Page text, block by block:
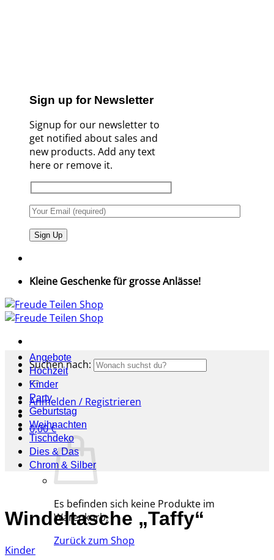
Sign up for Newsletter
Signup for our newsletter to
get notified about sales and
new products. Add any text
here or remove it.
Kleine Geschenke für grosse Anlässe!
Suchen nach:
Anmelden / Registrieren
0,00€
Es befinden sich keine Produkte im
Warenkorb.
Zurück zum Shop
Angebote
Hochzeit
Kinder
Party
Geburtstag
Weihnachten
Tischdeko
Dies & Das
Chrom & Silber
Windeltasche „Taffy“
Kinder